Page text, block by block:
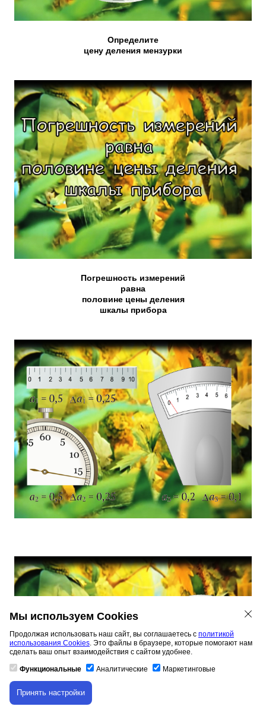
Определите
цену деления мензурки
Погрешность измерений
равна
половине цены деления
шкалы прибора
Скачивание материала доступно только для
авторизованных пользователей.
Мы используем Cookies
Продолжая использовать наш сайт, вы соглашаетесь с политикой
использования Cookies. Это файлы в браузере, которые помогают нам
сделать ваш опыт взаимодействия с сайтом удобнее.
Функциональные Аналитические Маркетинговые
Принять настройки